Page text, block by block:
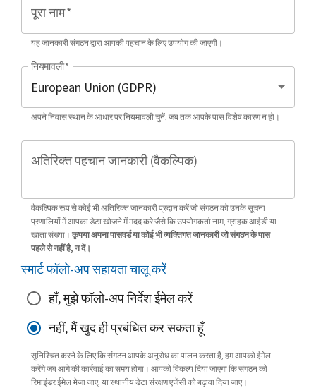
पूरा नाम*
यह जानकारी संगठन द्वारा आपकी पहचान के लिए उपयोग की जाएगी।
नियमावली*
अपने निवास स्थान के आधार पर नियमावली चुनें, जब तक आपके पास विशेष कारण न हो।
अतिरिक्त पहचान जानकारी (वैकल्पिक)
वैकल्पिक रूप से कोई भी अतिरिक्त जानकारी प्रदान करें जो संगठन को उनके सूचना
प्रणालियों में आपका डेटा खोजने में मदद करे जैसे कि उपयोगकर्ता नाम, ग्राहक आईडी या
खाता संख्या। कृपया अपना पासवर्ड या कोई भी व्यक्तिगत जानकारी जो संगठन के पास
पहले से नहीं है, न दें।
स्मार्ट फॉलो-अप सहायता चालू करें
हाँ, मुझे फॉलो-अप निर्देश ईमेल करें
नहीं, मैं खुद ही प्रबंधित कर सकता हूँ
सुनिश्चित करने के लिए कि संगठन आपके अनुरोध का पालन करता है, हम आपको ईमेल
करेंगे जब आगे की कार्रवाई का समय होगा। आपको विकल्प दिया जाएगा कि संगठन को
रिमाइंडर ईमेल भेजा जाए, या स्थानीय डेटा संरक्षण एजेंसी को बढ़ावा दिया जाए।